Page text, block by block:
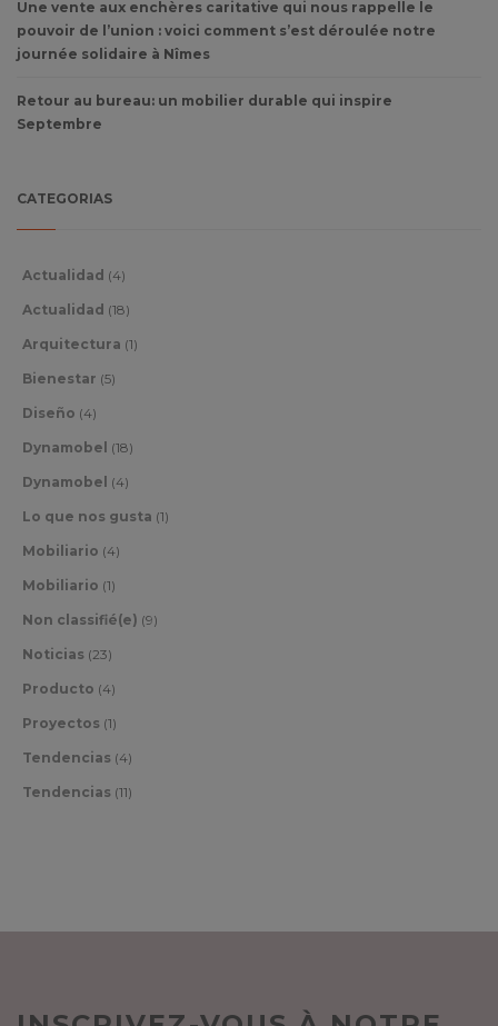
Une vente aux enchères caritative qui nous rappelle le
pouvoir de l’union : voici comment s’est déroulée notre
journée solidaire à Nîmes
Retour au bureau: un mobilier durable qui inspire
Septembre
CATEGORIAS
Actualidad (4)
Actualidad (18)
Arquitectura (1)
Bienestar (5)
Diseño (4)
Dynamobel (18)
Dynamobel (4)
Lo que nos gusta (1)
Mobiliario (4)
Mobiliario (1)
Non classifié(e) (9)
Noticias (23)
Producto (4)
Proyectos (1)
Tendencias (4)
Tendencias (11)